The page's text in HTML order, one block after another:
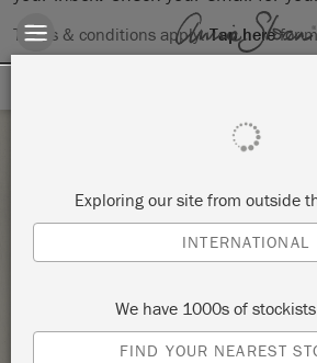
Terms & conditions apply.Tap herefor
MÅLA PÅ TYG – FÄRGA TYG
UGGLEDALEN ATELJÉ & INREDNING
RETAILER PROFILE
Exploring our site from outside
INTERNATIONAL
We have 1000s of
FIND YOUR NEAREST